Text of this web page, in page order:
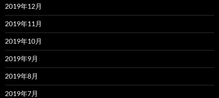
2019年12月
2019年11月
2019年10月
2019年9月
2019年8月
2019年7月